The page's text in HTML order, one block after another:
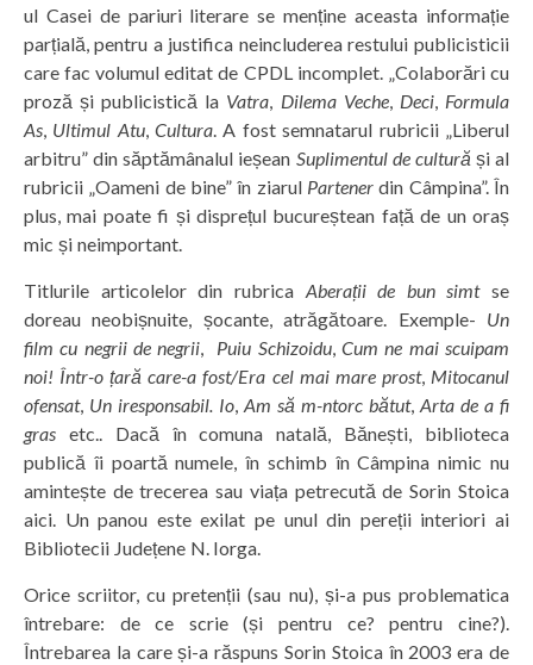
ul Casei de pariuri literare se menține aceasta informație
parțială, pentru a justifica neincluderea restului publicisticii
care fac volumul editat de CPDL incomplet. „Colaborări cu
proză și publicistică la Vatra, Dilema Veche, Deci, Formula
As, Ultimul Atu,Cultura. A fost semnatarul rubricii „Liberul
arbitru” din săptămânalul ieșean Suplimentul de cultură și al
rubricii „Oameni de bine” în ziarul Partener din Câmpina”. În
plus, mai poate fi și disprețul bucureștean față de un oraș
mic și neimportant.
Titlurile articolelor din rubrica Aberații de bun simtse
doreau neobișnuite, șocante, atrăgătoare. Exemple- Un
film cu negrii de negrii, Puiu Schizoidu, Cum ne mai scuipam
noi! Într-o țară care-a fost/Era cel mai mare prost, Mitocanul
ofensat, Un iresponsabil. Io, Am să m-ntorc bătut, Arta de a fi
gras etc.. Dacă în comuna natală, Bănești, biblioteca
publică îi poartă numele, în schimb în Câmpina nimic nu
amintește de trecerea sau viața petrecută de Sorin Stoica
aici. Un panou este exilat pe unul din pereții interiori ai
Bibliotecii Județene N. Iorga.
Orice scriitor, cu pretenții (sau nu), și-a pus problematica
întrebare: de ce scrie (și pentru ce? pentru cine?).
Întrebarea la care și-a răspuns Sorin Stoica în 2003 era de